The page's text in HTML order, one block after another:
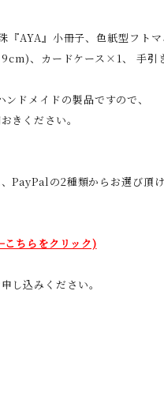
『AYA』小冊子、色紙型フト
、カードケース×1、 手引
ドメイドの製品ですので、
きください。
の2種類からお選び頂け
ちらをクリック)
し込みください。